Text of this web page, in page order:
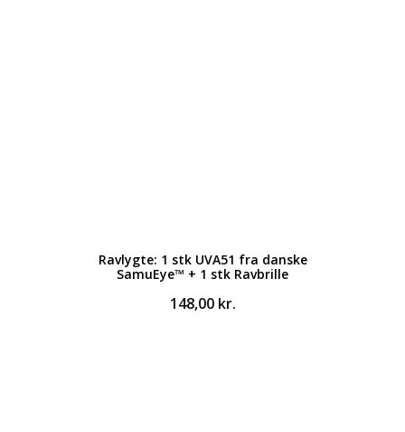
Ravlygte: 1 stk UVA51 fra danske
SamuEye™ + 1 stk Ravbrille
148,00 kr.